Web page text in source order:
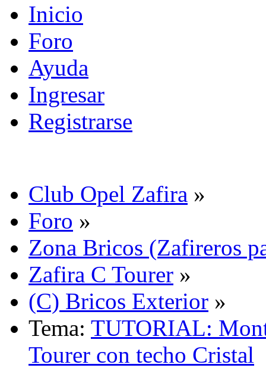
Inicio
Foro
Ayuda
Ingresar
Registrarse
Club Opel Zafira »
Foro »
Zona Bricos (Zafireros
Zafira C Tourer »
(C) Bricos Exterior »
Tema: TUTORIAL:
Tourer con techo Cristal